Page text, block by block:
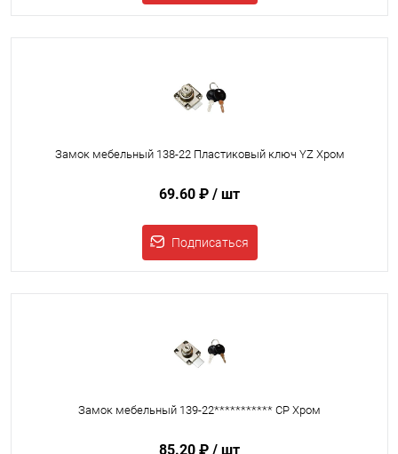
Замок мебельный 138-22 Пластиковый ключ YZ Хром
69.60 ₽ / шт
Подписаться
Замок мебельный 139-22*********** CP Хром
85.20 ₽ / шт